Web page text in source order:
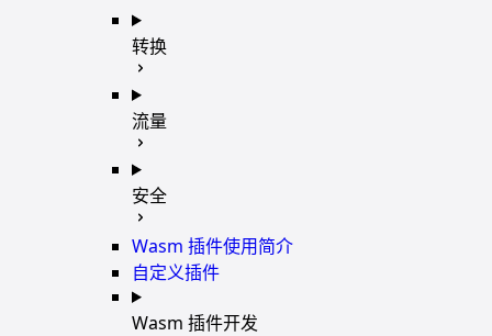
转换
流量
安全
Wasm 插件使用简介
自定义插件
Wasm 插件开发